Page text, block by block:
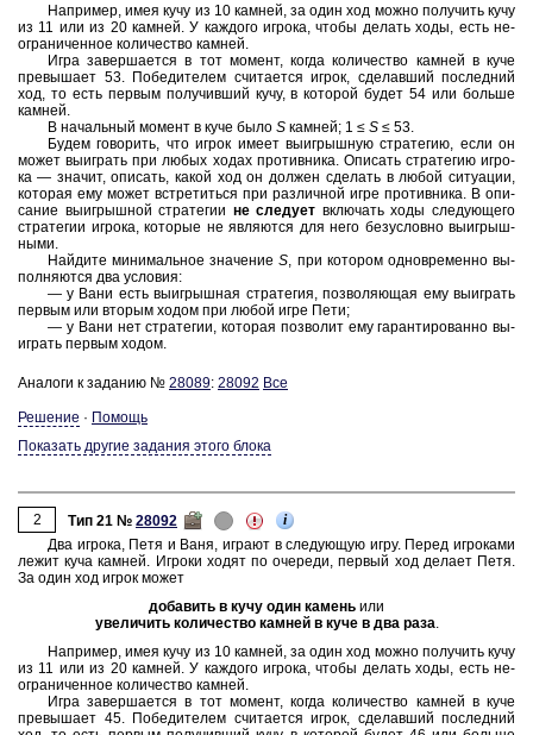
На­при­мер, имея кучу из 10 кам­ней, за один ход можно по­лу­чить кучу
из 11 или из 20 кам­ней. У каж­до­го иг­ро­ка, чтобы де­лать ходы, есть не­
огра­ни­чен­ное ко­ли­че­ство кам­ней.
Игра за­вер­ша­ет­ся в тот мо­мент, когда ко­ли­че­ство кам­ней в куче
пре­вы­ша­ет 53.
По­бе­ди­те­лем счи­та­ет­ся игрок, сде­лав­ший по­след­ний
ход, то есть пер­вым по­лу­чив­ший кучу, в ко­то­ройбудет 54 или боль­ше
кам­ней.
В на­чаль­ный мо­мент в куче было S кам­ней; 1 ≤ S ≤ 53.
Будем го­во­рить, что игрок имеет вы­иг­рыш­ную стра­те­гию, если он
может вы­иг­рать при любых ходах про­тив­ни­ка. Опи­сать стра­те­гию иг­ро­
ка — зна­чит, опи­сать, какой ход он дол­жен сде­лать в любой си­ту­а­ции,
ко­то­рая ему может встре­тить­ся при раз­лич­ной игре про­тив­ни­ка. В опи­
са­ние вы­иг­рыш­ной стра­те­гии не сле­ду­ет вклю­чать ходы сле­ду­ю­ще­го
стра­те­гии иг­ро­ка, ко­то­рые не яв­ля­ют­ся для него без­услов­но вы­иг­рыш­
ны­ми.
Най­ди­те ми­ни­маль­ное зна­че­ниеS , при ко­то­ром од­но­вре­мен­но вы­
пол­ня­ют­ся два усло­вия:
— у Вани есть вы­иг­рыш­ная стра­те­гия, поз­во­ля­ю­щая ему вы­иг­рать
пер­вым или вто­рым ходом при любой игре Пети;
— у Вани нет стра­те­гии, ко­то­рая поз­во­лит ему га­ран­ти­ро­ван­но вы­
иг­рать пер­вым ходом.
Аналоги к заданию № 28089: 28092 Все
Решение · Помощь
Показать другие задания этого блока
2 Тип 21 № 28092
i
Два иг­ро­ка, Петя и Ваня, иг­ра­ют в сле­ду­ю­щую игру. Перед иг­ро­ка­ми
лежит куча кам­ней. Иг­ро­ки ходят по оче­ре­ди, пер­вый ход де­ла­ет Петя.
За один ход игрок может
до­ба­вить в кучу один ка­мень или
уве­ли­чить ко­ли­че­ство кам­ней в куче в два раза
На­при­мер, имея кучу из 10 кам­ней, за один ход можно по­лу­чить кучу
из 11 или из 20 кам­ней. У каж­до­го иг­ро­ка, чтобы де­лать ходы, есть не­
огра­ни­чен­ное ко­ли­че­ство кам­ней.
Игра за­вер­ша­ет­ся в тот мо­мент, когда ко­ли­че­ство кам­ней в куче
пре­вы­ша­ет 45.
По­бе­ди­те­лем счи­та­ет­ся игрок, сде­лав­ший по­след­ний